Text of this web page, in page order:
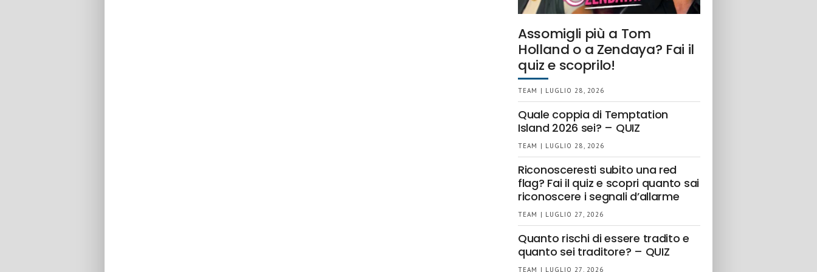
Assomigli più a Tom
Holland o a Zendaya? Fai il
quiz e scoprilo!
TEAM | LUGLIO 28, 2026
Quale coppia di Temptation
Island 2026 sei? – QUIZ
TEAM | LUGLIO 28, 2026
Riconosceresti subito una red
flag? Fai il quiz e scopri quanto sai
riconoscere i segnali d’allarme
TEAM | LUGLIO 27, 2026
Quanto rischi di essere tradito e
quanto sei traditore? – QUIZ
TEAM | LUGLIO 27, 2026